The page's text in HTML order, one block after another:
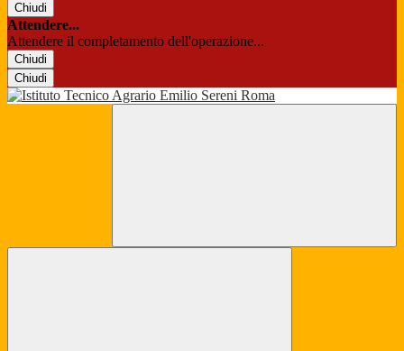
Chiudi
Attendere...
Attendere il completamento dell'operazione...
Chiudi
Chiudi